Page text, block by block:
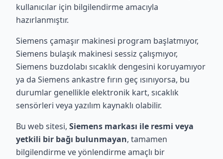
kullanıcılar için bilgilendirme amacıyla
hazırlanmıştır.
Siemens çamaşır makinesi program başlatmıyor,
Siemens bulaşık makinesi sessiz çalışmıyor,
Siemens buzdolabı sıcaklık dengesini koruyamıyor
ya da Siemens ankastre fırın geç ısınıyorsa, bu
durumlar genellikle elektronik kart, sıcaklık
sensörleri veya yazılım kaynaklı olabilir.
Bu web sitesi, Siemens markası ile resmi veya
yetkili bir bağı bulunmayan, tamamen
bilgilendirme ve yönlendirme amaçlı bir